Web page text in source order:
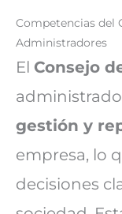
Competencias del
Administradores
El Consejo
gestión y
empresa, lo
decisiones